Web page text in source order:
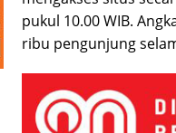
pukul 10.00 WIB.
ribu pengunjung